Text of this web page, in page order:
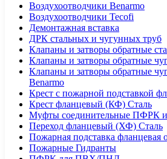
Воздухоотводчики Benarmo
Воздухоотводчики Tecofi
Демонтажная вставка
ДРК стальных и чугунных труб
Клапаны и затворы обратные
Клапаны и затворы обратные
Клапаны и затворы обратные
Benarmo
Крест с пожарной подставкой
Крест фланцевый (КФ) Сталь
Муфты соединительные ПФРК
Переход фланцевый (ХФ) Сталь
Пожарная подставка
Пожарные Гидранты